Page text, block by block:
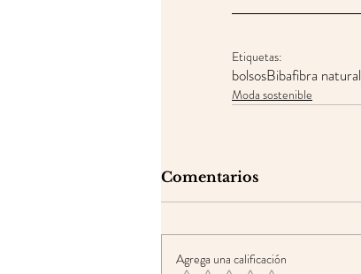
Etiquetas:
bolsosBibafibra natural
Moda sostenible
Comentarios
Agrega una calificación